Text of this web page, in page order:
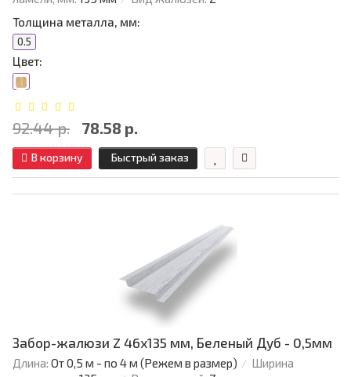
Толщина металла, мм:
0.5
Цвет:
92.44 р. 78.58 р.
В корзину Быстрый заказ
Забор-жалюзи Z 46х135 мм, Беленый Дуб - 0,5мм
Длина: От 0,5 м - по 4 м (Режем в размер)
Ширина